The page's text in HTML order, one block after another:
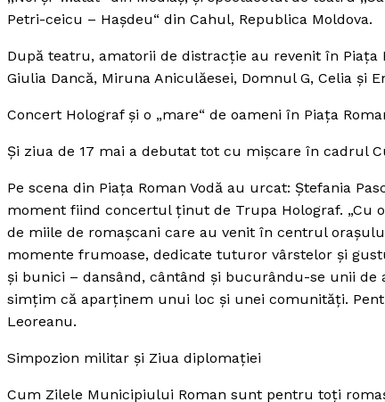
Petri-ceicu – Haşdeu“ din Cahul, Republica Moldova.
După teatru, amatorii de distracţie au revenit în Piaţa
Giulia Dancă, Miruna Aniculăesei, Domnul G, Celia şi
Concert Holograf şi o „mare“ de oameni în Piaţa
Şi ziua de 17 mai a debutat tot cu mişcare în cadrul
Pe scena din Piaţa Roman Vodă au urcat: Ştefania
moment fiind concertul ţinut de Trupa Holograf.
de miile de romaşcani care au venit în centrul
momente frumoase, dedicate tuturor vârstelor şi
şi bunici – dansând, cântând şi bucurându-se unii
simţim că aparţinem unui loc şi unei comunităţi.
Leoreanu.
Simpozion militar şi Ziua diplomaţiei
Cum Zilele Municipiului Roman sunt pentru toţi